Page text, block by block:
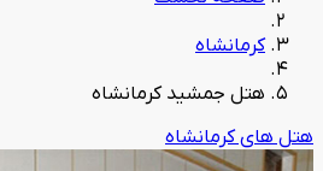
کرمانشاه
هتل جمشید کرمانشاه
هتل های کرمانشاه